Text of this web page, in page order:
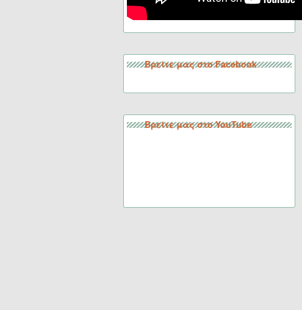
Βρείτε μας στο Facebook
Βρείτε μας στο YouTube